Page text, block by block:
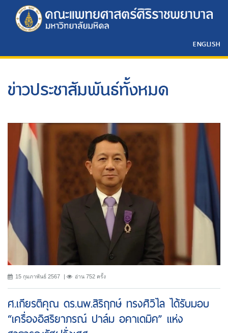
ENGLISH
ข่าวประชาสัมพันธ์ทั้งหมด
15 กุมภาพันธ์ 2567 อ่าน 752 ครั้ง
ศ.เกียรติคุณ ดร.นพ.สิริฤกษ์ ทรงศิวิไล ได้รับมอบ
“เครื่องอิสริยาภรณ์ ปาล์ม อคาเดมิค” แห่ง